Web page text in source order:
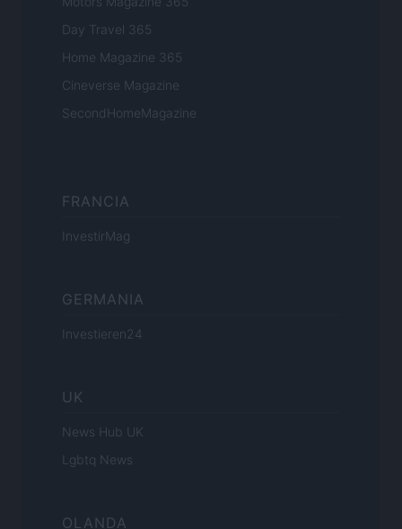
Day Travel 365
Home Magazine 365
Cineverse Magazine
SecondHomeMagazine
FRANCIA
InvestirMag
GERMANIA
Investieren24
UK
News Hub UK
Lgbtq News
OLANDA